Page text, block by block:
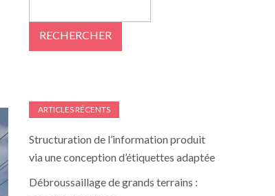
RECHERCHER
ARTICLES RÉCENTS
Structuration de l’information produit
via une conception d’étiquettes adaptée
Débroussaillage de grands terrains :